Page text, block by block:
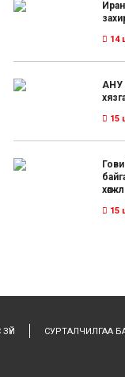
14
АНУ
15
15
СУРТАЛЧИЛГАА